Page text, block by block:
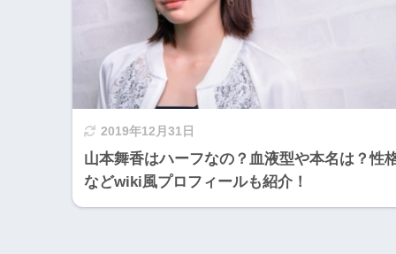
2019年12月31日
山本舞香はハーフなの？血液型や本名は？性
などwiki風プロフィールも紹介！